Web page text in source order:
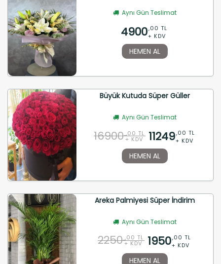
Aynı Gün Teslimat
4900,00 TL
+ KDV
HEMEN AL
Büyük Kutuda Süper Güller
Aynı Gün Teslimat
16900 ,00 TL
+ KDV 11249,00 TL
+ KDV
HEMEN AL
Areka Palmiyesi Süper İndirim
Aynı Gün Teslimat
2250 ,00 TL
+ KDV 1950,00 TL
+ KDV
HEMEN AL